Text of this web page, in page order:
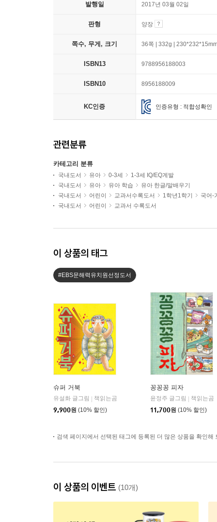
발행일 2017년 03월 02일
판형 양장
쪽수, 무게, 크기 36쪽 | 332g |
ISBN13 9788956188003
ISBN10 8956188009
KC인증 인증유형 : 적합성확인
관련분류
카테고리 분류
국내도서 유아 0-3세
1-3세 IQ/EQ계발
국내도서
유아 유아 학습
유아 한글/말배우기
국내도서
어린이 교과서수록도서 1학년1학기
국어-
국내도서
어린이 교과서 수록도서
이 상품의 태그
#EBS문해력유치원선정도서
슈퍼 거북
유설화 글그림
책읽는곰
9,900원 (10% 할인)
꽁꽁꽁 피자
윤정주 글그림
책읽는곰
11,700원 (10% 할인)
검색 페이지에서 선택된 태그에 등록된 더 많은 상품을 확인해
이 상품의 이벤트 (10개)